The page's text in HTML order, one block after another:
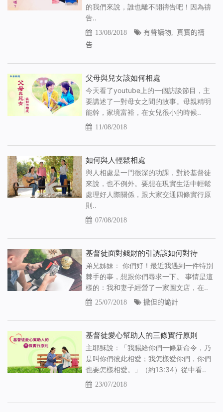
的我們來說，誰也離不開禱告吧！因為禱
告..
13/08/2018 有聲讀物, 真實的禱
告
父母與兒女該如何相處
今天看了youtube上的一個訪談節目，主
要講述了一對母女之間的故事。母親精明
能幹，家境富裕，在女兒很小的時候..
11/08/2018
如何與人輕鬆相處
與人相處是一門很深的功課，對於基督徒
來說，也不例外。要想在現實生活中輕鬆
處理好人際關係，跟大家交通四條實行原
則..
07/08/2018
基督徒面對錢財的引誘該如何對待
弟兄姊妹： 你們好！最近我遇到一件特別
棘手的事，想跟你們尋求一下。 事情是這
樣的：我和妻子經營了一家圖文店，在..
25/07/2018 撒但的詭計
基督徒愛心幫助人的三條實行原則
主耶穌說：「我賜給你們一條新命令，乃
是叫你們彼此相愛；我怎樣愛你們，你們
也要怎樣相愛。」（約13:34）從中看..
23/07/2018